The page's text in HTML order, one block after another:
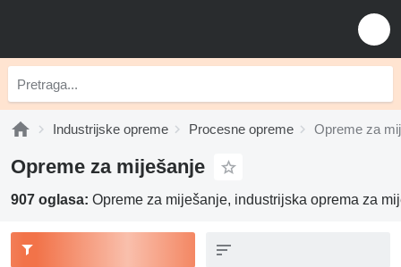
Industrijske opreme Procesne opreme Opreme za
Opreme za miješanje
907 oglasa: Opreme za miješanje, industrijska oprema za